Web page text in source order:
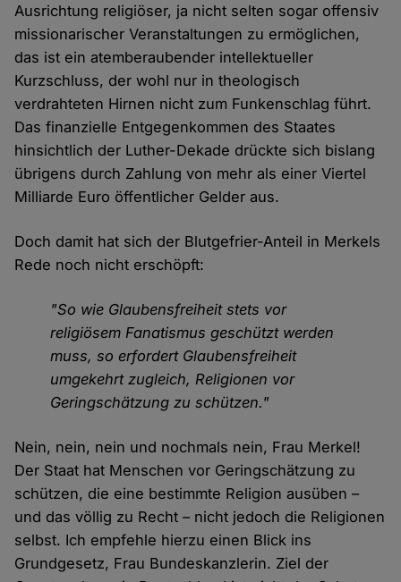
Ausrichtung religiöser, ja nicht selten sogar offensiv
missionarischer Veranstaltungen zu ermöglichen,
das ist ein atemberaubender intellektueller
Kurzschluss, der wohl nur in theologisch
verdrahteten Hirnen nicht zum Funkenschlag führt.
Das finanzielle Entgegenkommen des Staates
hinsichtlich der Luther-Dekade drückte sich bislang
übrigens durch Zahlung von mehr als einer Viertel
Milliarde Euro öffentlicher Gelder aus.
Doch damit hat sich der Blutgefrier-Anteil in Merkels
Rede noch nicht erschöpft:
"So wie Glaubensfreiheit stets vor
religiösem Fanatismus geschützt werden
muss, so erfordert Glaubensfreiheit
umgekehrt zugleich, Religionen vor
Geringschätzung zu schützen."
Nein, nein, nein und nochmals nein, Frau Merkel!
Der Staat hat Menschen vor Geringschätzung zu
schützen, die eine bestimmte Religion ausüben –
und das völlig zu Recht – nicht jedoch die Religionen
selbst. Ich empfehle hierzu einen Blick ins
Grundgesetz, Frau Bundeskanzlerin. Ziel der